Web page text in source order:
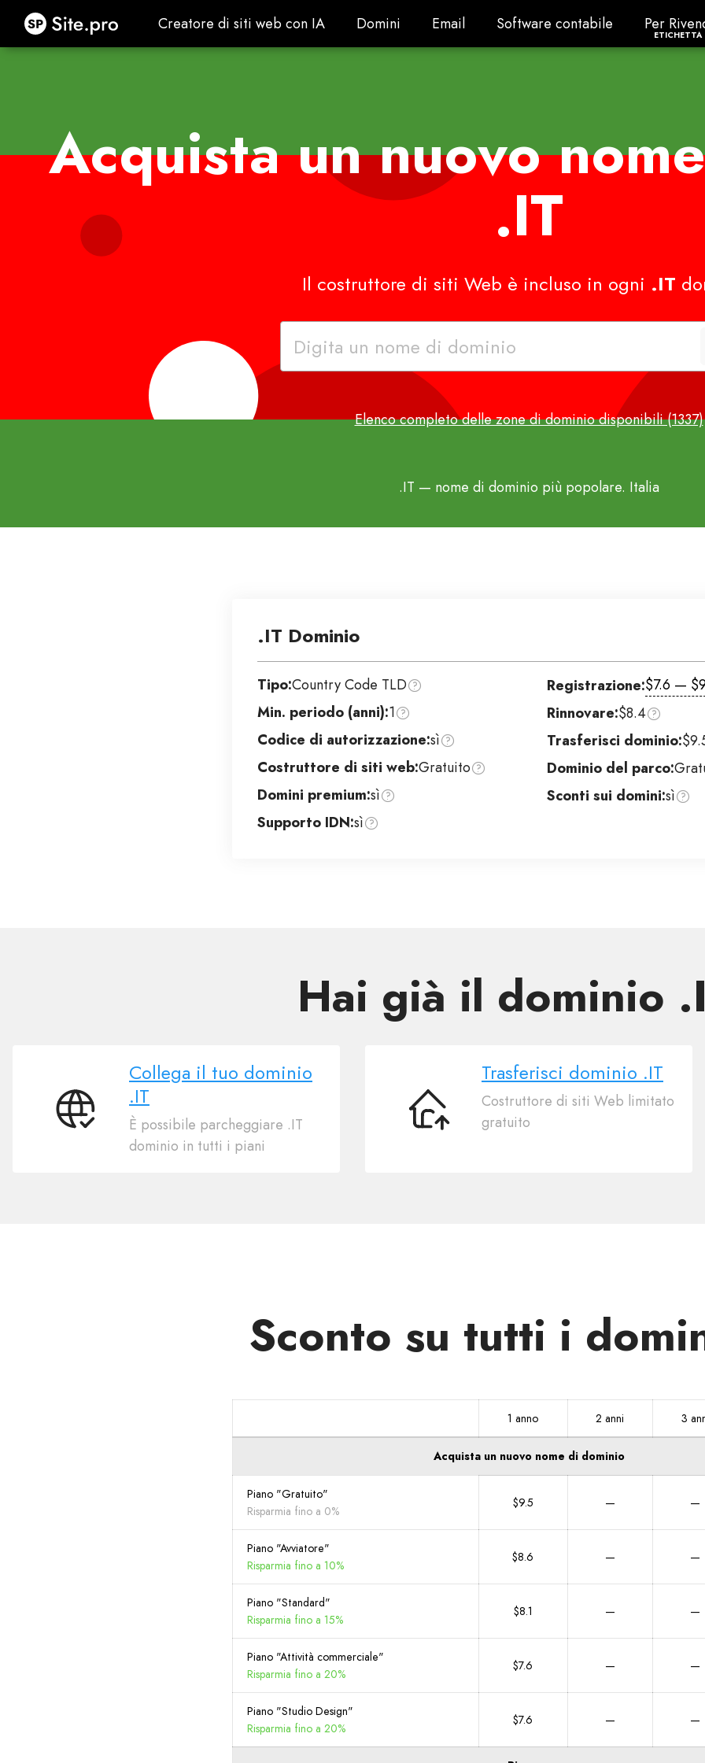
Site.pro Creatore di siti web con IA
Creatore di siti web con IA Domini
Domini Email
Email Software contabile
Software contabile Per
Per
ETICHETTA
Acquista un nuovo
.IT
Il costruttore di siti Web è incluso in ogni .IT
Elenco completo delle zone di dominio disponibili (1337)
.IT — nome di dominio più popolare. Italia
.IT Dominio
Tipo:Country Code TLD
Min. periodo (anni):1
Codice di autorizzazione:sì
Costruttore di siti web:Gratuito
Domini premium:sì
Supporto IDN:sì
Registrazione:$7.6 —
Rinnovare:$8.4
Trasferisci dominio:
Dominio del parco:
Sconti sui domini:sì
Hai già il dominio
Collega
Collega il tuo dominio
.IT
È possibile parcheggiare .IT
dominio in tutti i piani
Trasferisci
Trasferisci dominio .IT
Costruttore di siti Web limitato
gratuito
Sconto su tutti i
1 anno 2 anni 3
Acquista un nuovo nome di dominio
Piano "Gratuito"
Risparmia fino a 0%
$9.5 — —
Piano "Avviatore"
Risparmia fino a 10%
$8.6 — —
Piano "Standard"
Risparmia fino a 15%
$8.1 — —
Piano "Attività commerciale"
Risparmia fino a 20%
$7.6 — —
Piano "Studio Design"
Risparmia fino a 20%
$7.6 — —